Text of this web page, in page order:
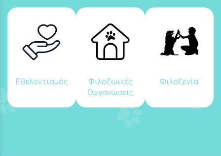
Εθελοντισμός
Φιλοζωικές
Οργανώσεις
Φιλοξενία